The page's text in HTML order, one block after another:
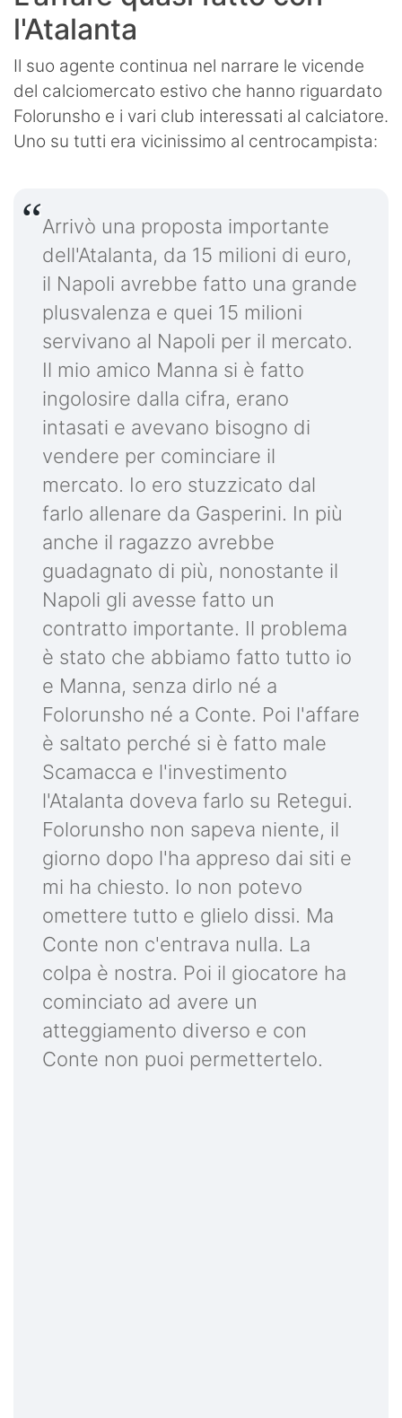
l'Atalanta
Il suo agente continua nel narrare le vicende
del calciomercato estivo che hanno riguardato
Folorunsho e i vari club interessati al calciatore.
Uno su tutti era vicinissimo al centrocampista:
Arrivò una proposta importante
dell'Atalanta, da 15 milioni di euro,
il Napoli avrebbe fatto una grande
plusvalenza e quei 15 milioni
servivano al Napoli per il mercato.
Il mio amico Manna si è fatto
ingolosire dalla cifra, erano
intasati e avevano bisogno di
vendere per cominciare il
mercato. Io ero stuzzicato dal
farlo allenare da Gasperini. In più
anche il ragazzo avrebbe
guadagnato di più, nonostante il
Napoli gli avesse fatto un
contratto importante. Il problema
è stato che abbiamo fatto tutto io
e Manna, senza dirlo né a
Folorunsho né a Conte. Poi l'affare
è saltato perché si è fatto male
Scamacca e l'investimento
l'Atalanta doveva farlo su Retegui.
Folorunsho non sapeva niente, il
giorno dopo l'ha appreso dai siti e
mi ha chiesto. Io non potevo
omettere tutto e glielo dissi. Ma
Conte non c'entrava nulla. La
colpa è nostra. Poi il giocatore ha
cominciato ad avere un
atteggiamento diverso e con
Conte non puoi permettertelo.